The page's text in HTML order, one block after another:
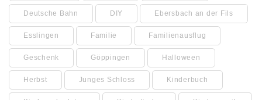
Deutsche Bahn DIY Ebersbach an der Fils
Esslingen Familie Familienausflug
Geschenk Göppingen Halloween
Herbst Junges Schloss Kinderbuch